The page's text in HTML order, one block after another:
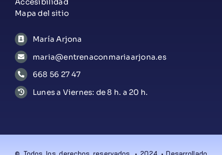
Mapa del sitio
María Arjona
maria@entrenaconmariaarjona.es
668 56 27 47
Lunes a Viernes: de 8 h. a 20 h.